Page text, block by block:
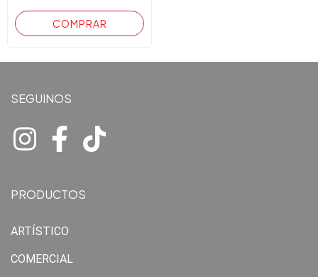
SEGUINOS
PRODUCTOS
ARTÍSTICO
COMERCIAL